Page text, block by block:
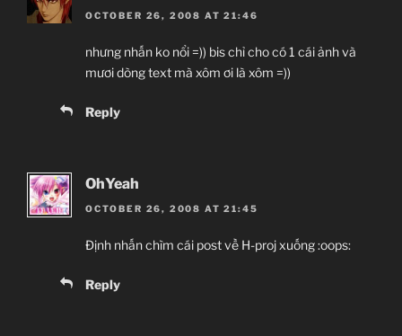
OCTOBER 26, 2008 AT 21:46
nhưng nhấn ko nổi =)) bis chỉ cho có 1 cái ảnh và
mươi dòng text mà xôm ơi là xôm =))
Reply
OhYeah
OCTOBER 26, 2008 AT 21:45
Định nhấn chìm cái post về H-proj xuống :oops:
Reply